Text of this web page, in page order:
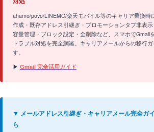
ahamo/povo/LINEMO/楽天モバイル等のキャリア乗換時
作成・既存アドレス引継ぎ・プロモーションタブ非表
容量管理・ブロック設定・全削除など、スマホでGmail
トラブル対処を完全網羅。キャリアメールからの移行
す。
▶ Gmail 完全活用ガイド
▼ メールアドレス引継ぎ・キャリアメール完全ガ
ら